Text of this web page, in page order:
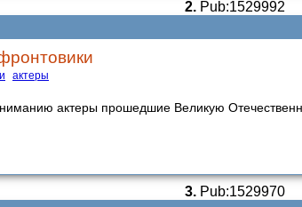
2.Pub:1529992
актеры
актеры прошедшие Великую
3.Pub:1529970